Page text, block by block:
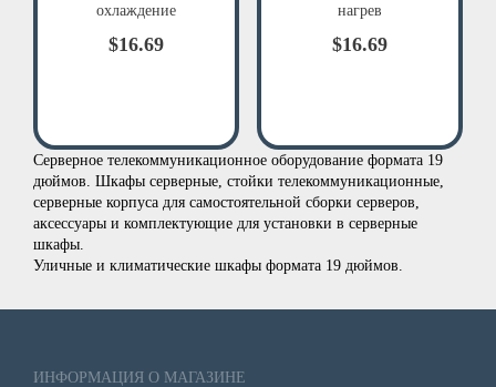
охлаждение
$16.69
нагрев
$16.69
Серверное телекоммуникационное оборудование формата 19
дюймов. Шкафы серверные, стойки телекоммуникационные,
серверные корпуса для самостоятельной сборки серверов,
аксессуары и комплектующие для установки в серверные
шкафы.
Уличные и климатические шкафы формата 19 дюймов.
ИНФОРМАЦИЯ О МАГАЗИНЕ